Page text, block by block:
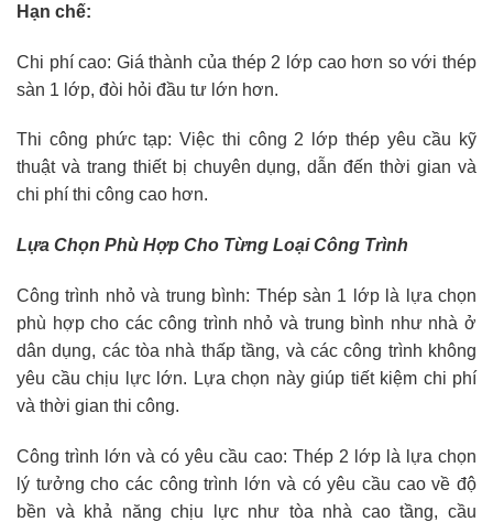
Hạn chế:
Chi phí cao: Giá thành của thép 2 lớp cao hơn so với thép
sàn 1 lớp, đòi hỏi đầu tư lớn hơn.
Thi công phức tạp: Việc thi công 2 lớp thép yêu cầu kỹ
thuật và trang thiết bị chuyên dụng, dẫn đến thời gian và
chi phí thi công cao hơn.
Lựa Chọn Phù Hợp Cho Từng Loại Công Trình
Công trình nhỏ và trung bình: Thép sàn 1 lớp là lựa chọn
phù hợp cho các công trình nhỏ và trung bình như nhà ở
dân dụng, các tòa nhà thấp tầng, và các công trình không
yêu cầu chịu lực lớn. Lựa chọn này giúp tiết kiệm chi phí
và thời gian thi công.
Công trình lớn và có yêu cầu cao: Thép 2 lớp là lựa chọn
lý tưởng cho các công trình lớn và có yêu cầu cao về độ
bền và khả năng chịu lực như tòa nhà cao tầng, cầu